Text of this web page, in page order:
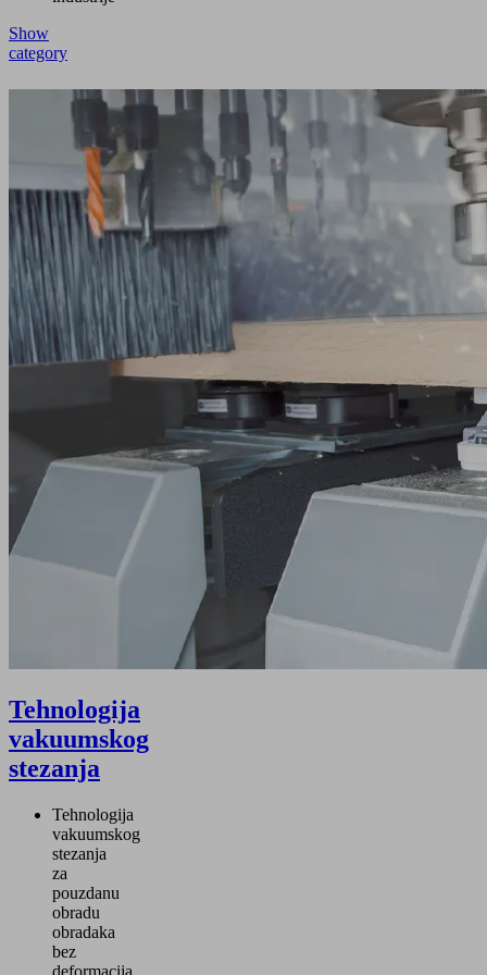
Show
category
Tehnologija
vakuumskog
stezanja
Tehnologija
vakuumskog
stezanja
za
pouzdanu
obradu
obradaka
bez